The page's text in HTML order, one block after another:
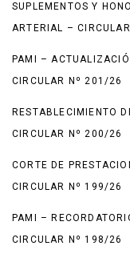
SUPLEMENTOS Y
ARTERIAL –
PAMI –
CIRCULAR Nº 201/26
RESTABLECIMIENTO
CIRCULAR Nº 200/26
CORTE DE
CIRCULAR Nº 199/26
PAMI –
CIRCULAR Nº 198/26